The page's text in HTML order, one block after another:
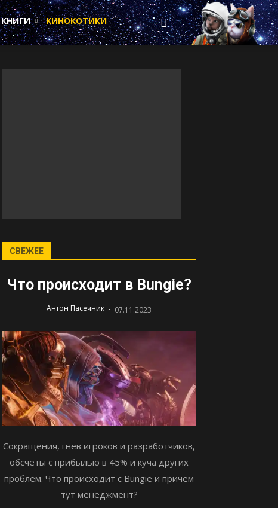
КНИГИ КИНОКОТИКИ
СВЕЖЕЕ
Что происходит в Bungie?
Антон Пасечник - 07.11.2023
Сокращения, гнев игроков и разработчиков,
обсчеты с прибылью в 45% и куча других
проблем. Что происходит с Bungie и причем
тут менеджмент?